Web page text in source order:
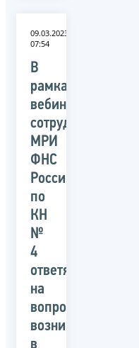
09.03.2023
07:54
В
рамках
вебинара
сотрудники
МРИ
ФНС
Росси
по
КН
№
4
ответят
на
вопросы,
возникающие
в